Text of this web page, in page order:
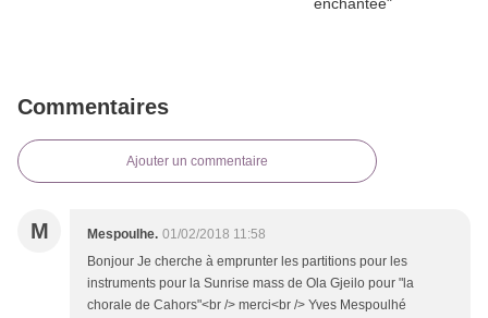
Commentaires
Ajouter un commentaire
M Mespoulhe. 01/02/2018 11:58
Bonjour Je cherche à emprunter les partitions pour les
instruments pour la Sunrise mass de Ola Gjeilo pour "la
chorale de Cahors"<br /> merci<br /> Yves Mespoulhé